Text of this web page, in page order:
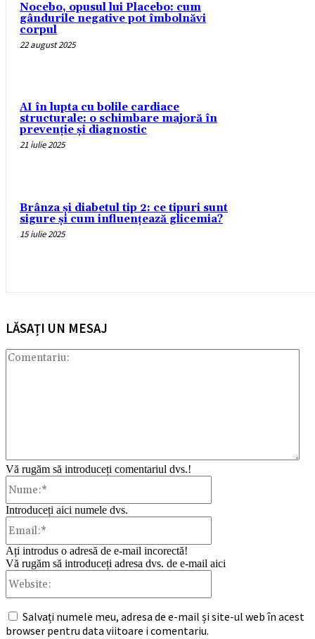
Nocebo, opusul lui Placebo: cum
gândurile negative pot îmbolnăvi
corpul
22 august 2025
AI în lupta cu bolile cardiace
structurale: o schimbare majoră în
prevenție și diagnostic
21 iulie 2025
Brânza și diabetul tip 2: ce tipuri sunt
sigure și cum influențează glicemia?
15 iulie 2025
LĂSAȚI UN MESAJ
Vă rugăm să introduceți comentariul dvs.!
Introduceți aici numele dvs.
Ați introdus o adresă de e-mail incorectă!
Vă rugăm să introduceți adresa dvs. de e-mail aici
Salvați numele meu, adresa de e-mail și site-ul web în acest
browser pentru data viitoare i comentariu.